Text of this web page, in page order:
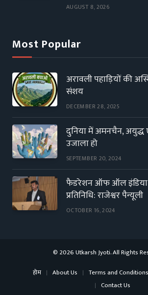
AUGUST 8, 2026
Most Popular
अरावली पहाड़ियों की
संशय
DECEMBER 28, 2025
दुनिया में अमनचैन, अयुद्ध
उजाला हो
SEPTEMBER 20, 2024
फैडरेशन ऑफ ऑल इंडिया
प्रतिनिधि: राजेश्वर पैन्यूली
OCTOBER 16, 2024
© 2026 Utkarsh Jyoti. All Rights
होम
About Us Terms and Conditions
Contact Us